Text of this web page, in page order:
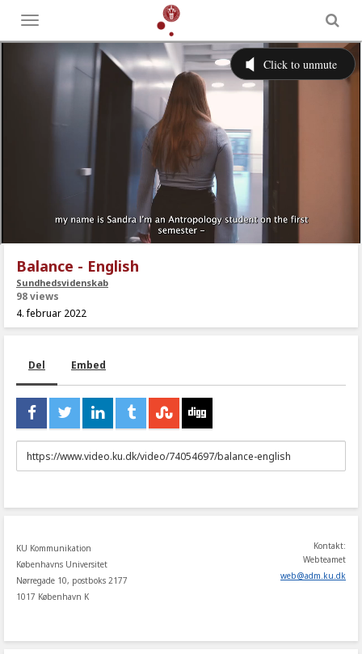
Toggle
menu
Balance - English
Sundhedsvidenskab
98 views
4. februar 2022
Del Embed
URL
to
KU Kommunikation
Københavns Universitet
Nørregade 10, postboks 2177
1017 København K
Kontakt:
Webteamet
web@adm.ku.dk